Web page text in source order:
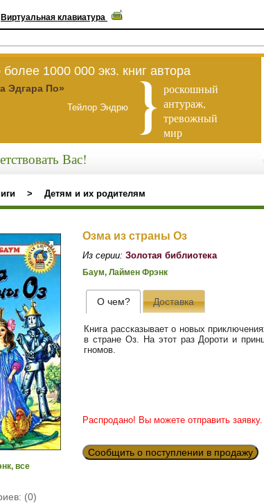
Виртуальная клавиатура
1000 000 экз. книг автора
Эдгара По»
Тейлор Эндрю
роскошный
антураж,
тревожный
мир
Вас!
> Детям и их родителям
все
(0)
Озма из страны Оз
Из серии: Золотая библиотека
Баум, Лаймен Фрэнк
О чем? Доставка
Книга рассказывает о новых
в стране Оз. На этот раз Дороти и
гномов.
Распродано! Вы можете отправить заявку.
Сообщить о поступлении в продажу